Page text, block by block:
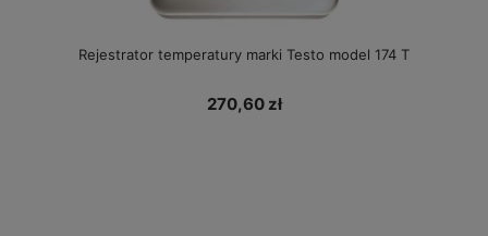
Rejestrator temperatury marki Testo model 174 T
270,60 zł